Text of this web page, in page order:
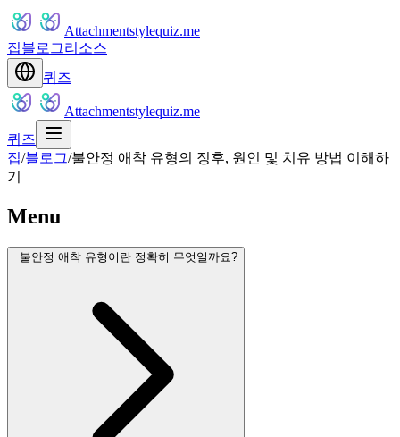
Attachmentstylequiz.me
집블로그리소스
퀴즈
Attachmentstylequiz.me
퀴즈
집/블로그/불안정 애착 유형의 징후, 원인 및 치유 방법 이해하
기
Menu
불안정 애착 유형이란 정확히 무엇일까요?